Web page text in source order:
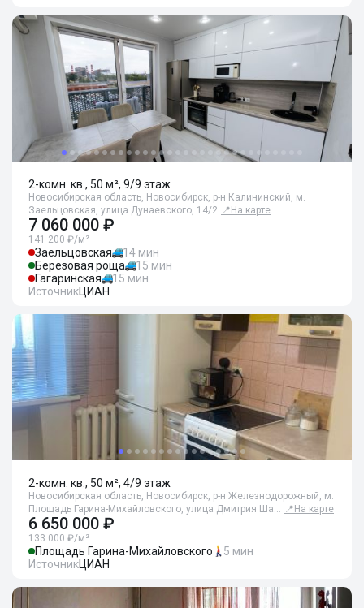
2-комн. кв., 50 м², 9/9 этаж
Новосибирская область, Новосибирск, р-н Калининский, м.
Заельцовская, улица Дунаевского, 14/2 📍 На карте
7 060 000 ₽
141 200 ₽/м²
Заельцовская
14 мин
Березовая роща
15 мин
Гагаринская
15 мин
ИсточникЦИАН
2-комн. кв., 50 м², 4/9 этаж
Новосибирская область, Новосибирск, р-н Железнодорожный, м.
Площадь Гарина-Михайловского, улица Дмитрия Ша… 📍 На карте
6 650 000 ₽
133 000 ₽/м²
Площадь Гарина-Михайловского
5 мин
ИсточникЦИАН